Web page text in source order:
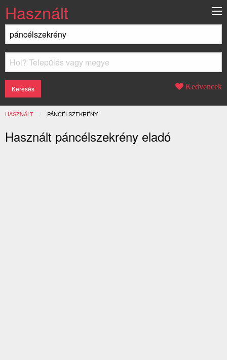
Használt
Kedvencek
HASZNÁLT JELENLEGI:
PÁNCÉLSZEKRÉNY
Használt páncélszekrény eladó